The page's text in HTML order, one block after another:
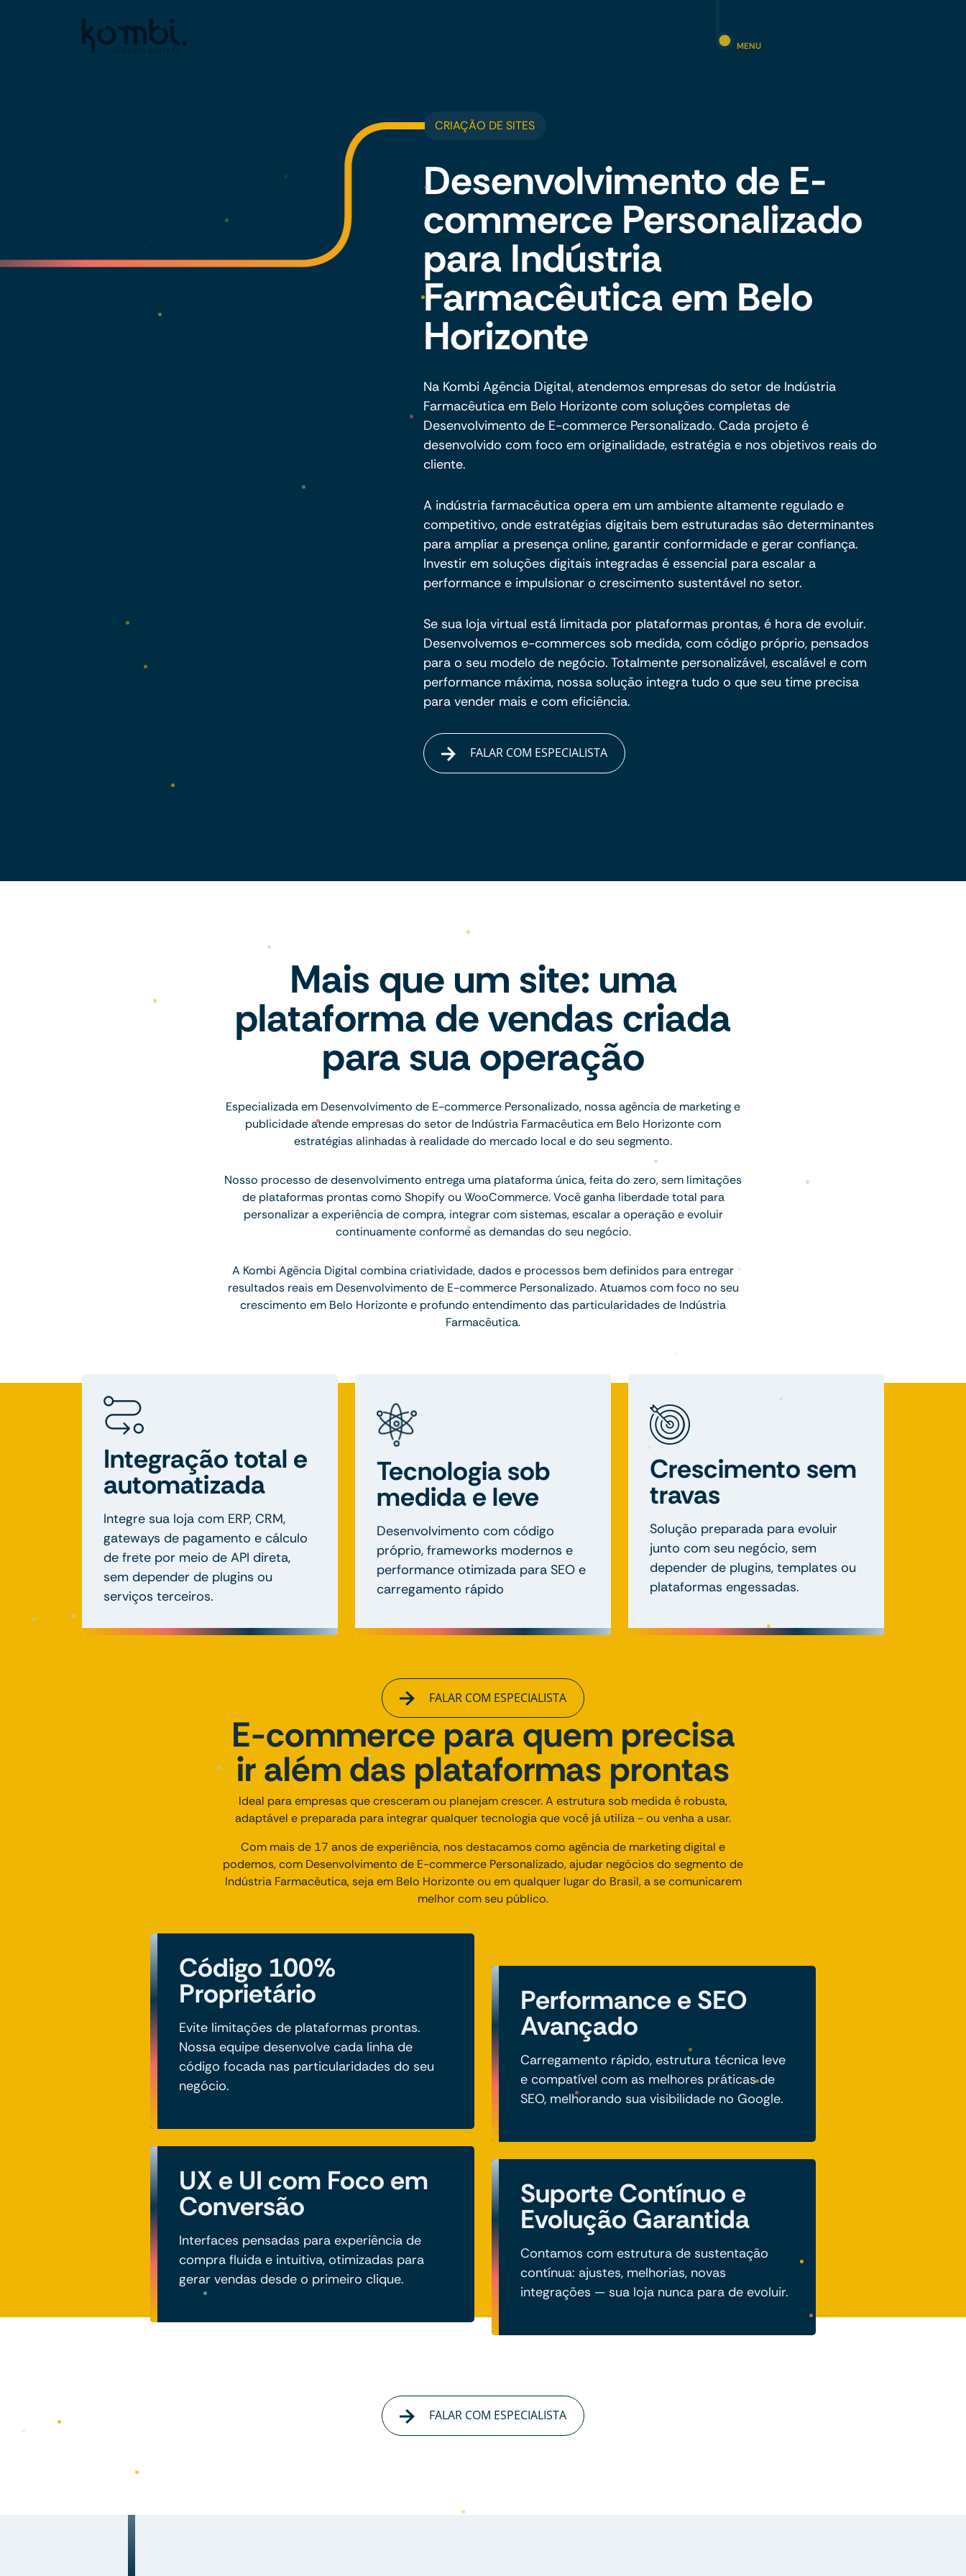
MENU
CRIAÇÃO DE SITES
Desenvolvimento de E-
commerce Personalizado
para Indústria
Farmacêutica em Belo
Horizonte
Na Kombi Agência Digital, atendemos empresas do setor de Indústria
Farmacêutica em Belo Horizonte com soluções completas de
Desenvolvimento de E-commerce Personalizado. Cada projeto é
desenvolvido com foco em originalidade, estratégia e nos objetivos reais do
cliente.
A indústria farmacêutica opera em um ambiente altamente regulado e
competitivo, onde estratégias digitais bem estruturadas são determinantes
para ampliar a presença online, garantir conformidade e gerar confiança.
Investir em soluções digitais integradas é essencial para escalar a
performance e impulsionar o crescimento sustentável no setor.
Se sua loja virtual está limitada por plataformas prontas, é hora de evoluir.
Desenvolvemos e-commerces sob medida, com código próprio, pensados
para o seu modelo de negócio. Totalmente personalizável, escalável e com
performance máxima, nossa solução integra tudo o que seu time precisa
para vender mais e com eficiência.
FALAR COM ESPECIALISTA
Mais que um site: uma
plataforma de vendas criada
para sua operação
Especializada em Desenvolvimento de E-commerce Personalizado, nossa agência de marketing e
publicidade atende empresas do setor de Indústria Farmacêutica em Belo Horizonte com
estratégias alinhadas à realidade do mercado local e do seu segmento.
Nosso processo de desenvolvimento entrega uma plataforma única, feita do zero, sem limitações
de plataformas prontas como Shopify ou WooCommerce. Você ganha liberdade total para
personalizar a experiência de compra, integrar com sistemas, escalar a operação e evoluir
continuamente conforme as demandas do seu negócio.
A Kombi Agência Digital combina criatividade, dados e processos bem definidos para entregar
resultados reais em Desenvolvimento de E-commerce Personalizado. Atuamos com foco no seu
crescimento em Belo Horizonte e profundo entendimento das particularidades de Indústria
Farmacêutica.
Integração total e
automatizada
Integre sua loja com ERP, CRM,
gateways de pagamento e cálculo
de frete por meio de API direta,
sem depender de plugins ou
serviços terceiros.
Tecnologia sob
medida e leve
Desenvolvimento com código
próprio, frameworks modernos e
performance otimizada para SEO e
carregamento rápido
Crescimento sem
travas
Solução preparada para evoluir
junto com seu negócio, sem
depender de plugins, templates ou
plataformas engessadas.
FALAR COM ESPECIALISTA
E-commerce para quem precisa
ir além das plataformas prontas
Ideal para empresas que cresceram ou planejam crescer. A estrutura sob medida é robusta,
adaptável e preparada para integrar qualquer tecnologia que você já utiliza - ou venha a usar.
Com mais de 17 anos de experiência, nos destacamos como agência de marketing digital e
podemos, com Desenvolvimento de E-commerce Personalizado, ajudar negócios do segmento de
Indústria Farmacêutica, seja em Belo Horizonte ou em qualquer lugar do Brasil, a se comunicarem
melhor com seu público.
Código 100%
Proprietário
Evite limitações de plataformas prontas.
Nossa equipe desenvolve cada linha de
código focada nas particularidades do seu
negócio.
UX e UI com Foco em
Conversão
Interfaces pensadas para experiência de
compra fluida e intuitiva, otimizadas para
gerar vendas desde o primeiro clique.
Performance e SEO
Avançado
Carregamento rápido, estrutura técnica leve
e compatível com as melhores práticas de
SEO, melhorando sua visibilidade no Google.
Suporte Contínuo e
Evolução Garantida
Contamos com estrutura de sustentação
contínua: ajustes, melhorias, novas
integrações — sua loja nunca para de evoluir.
FALAR COM ESPECIALISTA